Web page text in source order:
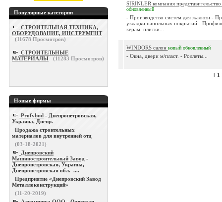
Популярные категории
СТРОИТЕЛЬНАЯ ТЕХНИКА,
ОБОРУДОВАНИЕ, ИНСТРУМЕНТ
(11678 Просмотров)
СТРОИТЕЛЬНЫЕ
МАТЕРИАЛЫ
(11283 Просмотров)
Новые фирмы
Profybud - Днепропетровская,
Украина, Днепр.
Продажа строительных
материалов для внутренней отд
(03-18-2021)
Днепровский
Машиностроительный Завод -
Днепропетровская, Украина,
Днепропетровская обл. ....
Предприятие «Днепровский Завод
Металлоконструкций»
(11-20-2019)
SIRINLER компания представительство
обновленный
- Производство систем для жалюзи -
укладки напольных покрытий -
керам. плитки...
WINDORS салон новый обновленный
- Окна, двери м/пласт. - Роллеты...
[ 1